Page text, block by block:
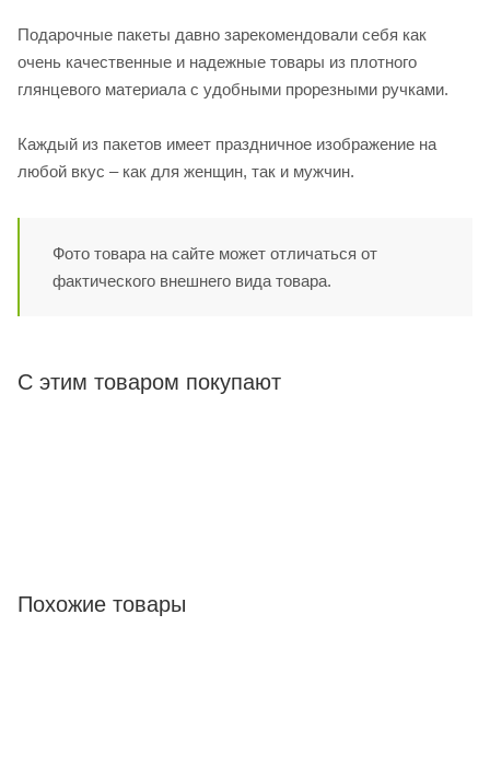
Подарочные пакеты давно зарекомендовали себя как
очень качественные и надежные товары из плотного
глянцевого материала с удобными прорезными ручками.
Каждый из пакетов имеет праздничное изображение на
любой вкус – как для женщин, так и мужчин.
Фото товара на сайте может отличаться от
фактического внешнего вида товара.
С этим товаром покупают
Похожие товары